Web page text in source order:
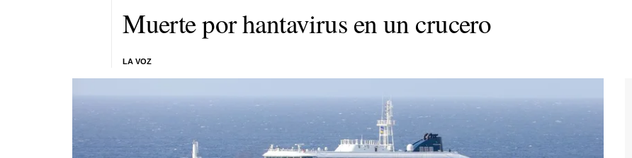
Muerte por hantavirus en un crucero
LA VOZ